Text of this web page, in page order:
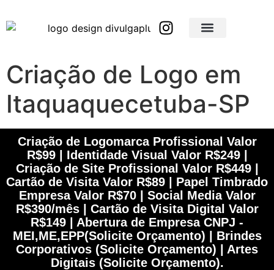
Criação de Logo em
Itaquaquecetuba-SP
Criação de Logomarca Profissional Valor
R$99 | Identidade Visual Valor R$249 |
Criação de Site Profissional Valor R$449 |
Cartão de Visita Valor R$89 | Papel Timbrado
Empresa Valor R$70 | Social Media Valor
R$390/mês | Cartão de Visita Digital Valor
R$149 | Abertura de Empresa CNPJ -
MEI,ME,EPP(Solicite Orçamento) | Brindes
Corporativos (Solicite Orçamento) | Artes
Digitais (Solicite Orçamento).